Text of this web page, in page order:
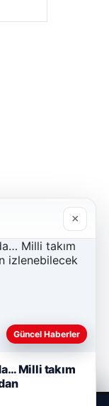
×
Güncel Haberler
Milli takım